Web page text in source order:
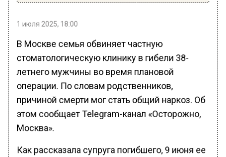
1 июля 2025, 18:00
В Москве семья обвиняет частную
стоматологическую клинику в гибели 38-
летнего мужчины во время плановой
операции. По словам родственников,
причиной смерти мог стать общий наркоз. Об
этом сообщает Telegram-канал «Осторожно,
Москва».
Как рассказала супруга погибшего, 9 июня ее